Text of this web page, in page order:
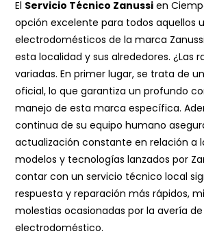
El Servicio Técnico Zanussi en
opción excelente para todos aquellos
electrodomésticos de la marca
esta localidad y sus alrededores. ¿Las
variadas. En primer lugar, se trata de
oficial, lo que garantiza un profundo
manejo de esta marca específica.
continua de su equipo humano
actualización constante en relación a
modelos y tecnologías lanzados por
contar con un servicio técnico local
respuesta y reparación más rápidos,
molestias ocasionadas por la avería
electrodoméstico.